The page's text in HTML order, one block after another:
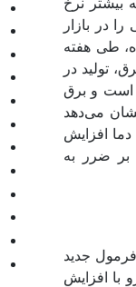
در بازار
طی هفته
تولید در
است و برق
می‌دهد
افزایش
بر ضرر به
جدید
با افزایش